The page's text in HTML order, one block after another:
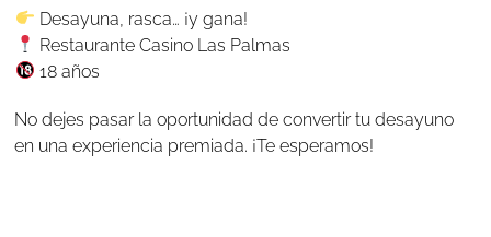
Desayuna, rasca… ¡y gana!
Restaurante Casino Las Palmas
18 años
No dejes pasar la oportunidad de convertir tu desayuno
en una experiencia premiada. ¡Te esperamos!